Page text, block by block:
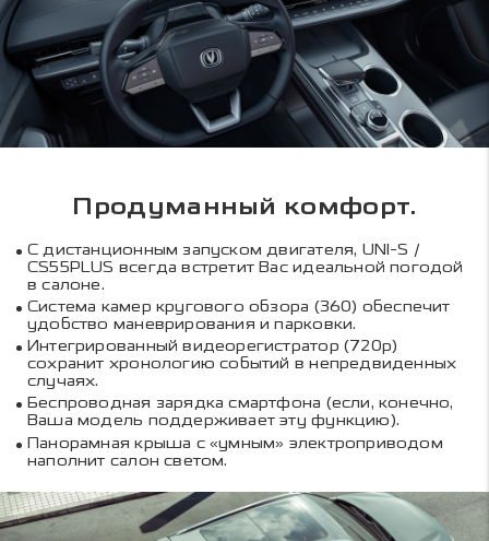
Продуманный комфорт.
С дистанционным запуском двигателя, UNI-S /
CS55PLUS всегда встретит Вас идеальной погодой
в салоне.
Система камер кругового обзора (360) обеспечит
удобство маневрирования и парковки.
Интегрированный видеорегистратор (720p)
сохранит хронологию событий в непредвиденных
случаях.
Беспроводная зарядка смартфона (если, конечно,
Ваша модель поддерживает эту функцию).
Панорамная крыша с «умным» электроприводом
наполнит салон светом.